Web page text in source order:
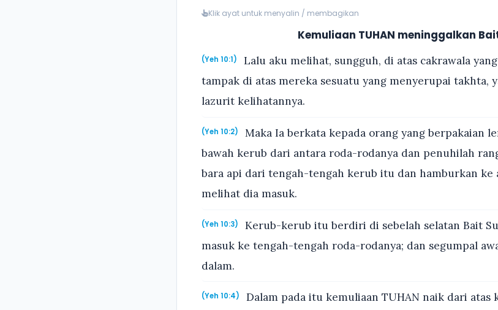
Klik ayat untuk menyalin / membagikan
Kemuliaan TUHAN meninggalkan
(Yeh 10:1)
Lalu aku melihat, sungguh, di atas cakrawala
tampak di atas mereka sesuatu yang menyerupai takhta,
lazurit kelihatannya.
(Yeh 10:2)
Maka Ia berkata kepada orang yang berpakaian
bawah kerub dari antara roda-rodanya dan penuhilah
bara api dari tengah-tengah kerub itu dan hamburkan ke
melihat dia masuk.
(Yeh 10:3)
Kerub-kerub itu berdiri di sebelah selatan Bait
masuk ke tengah-tengah roda-rodanya; dan segumpal
dalam.
(Yeh 10:4)
Dalam pada itu kemuliaan TUHAN naik dari atas